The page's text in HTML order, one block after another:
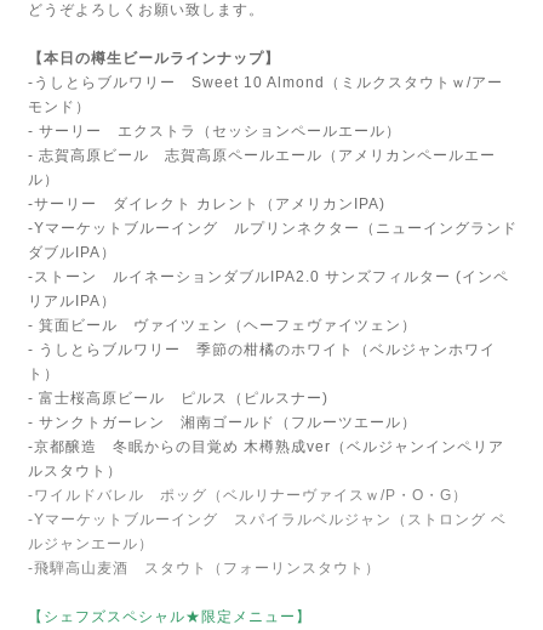
どうぞよろしくお願い致します。
【本日の樽生ビールラインナップ】
-うしとらブルワリー Sweet 10 Almond（ミルクスタウトｗ/アー
モンド）
- サーリー エクストラ（セッションペールエール）
- 志賀高原ビール 志賀高原ペールエール（アメリカンペールエー
ル）
-サーリー ダイレクト カレント（アメリカンIPA)
-Yマーケットブルーイング ルプリンネクター（ニューイングランド
ダブルIPA）
-ストーン ルイネーションダブルIPA2.0 サンズフィルター (インペ
リアルIPA）
- 箕面ビール ヴァイツェン（ヘーフェヴァイツェン）
- うしとらブルワリー 季節の柑橘のホワイト（ベルジャンホワイ
ト）
- 富士桜高原ビール ピルス（ピルスナー)
- サンクトガーレン 湘南ゴールド（フルーツエール）
-京都醸造 冬眠からの目覚め 木樽熟成ver（ベルジャンインペリア
ルスタウト）
-ワイルドバレル ポッグ（ベルリナーヴァイスｗ/P・O・G）
-Yマーケットブルーイング スパイラルベルジャン（ストロング ベ
ルジャンエール）
-飛騨高山麦酒 スタウト（フォーリンスタウト）
【シェフズスペシャル★限定メニュー】